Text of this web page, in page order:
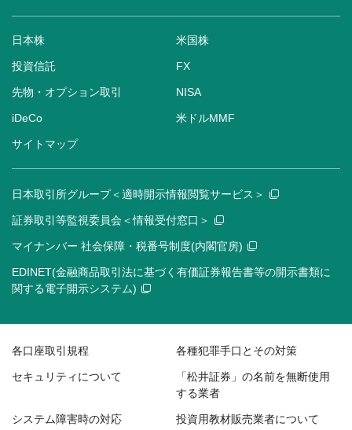
日本株 米国株
投資信託 FX
先物・オプション取引 NISA
iDeCo 米ドルMMF
サイトマップ
日本取引所グループ＜適時開示情報閲覧サービス＞
証券取引等監視委員会＜情報受付窓口＞
マイナンバー 社会保障・税番号制度(内閣官房)
EDINET(金融商品取引法に基づく有価証券報告書等の開示書類に
関する電子開示システム)
各口座取引規程 各種犯罪手口とその対策
セキュリティについて
「松井証券」の名前を無断使用
する業者
システム障害時の対応 投資用教材販売業者について